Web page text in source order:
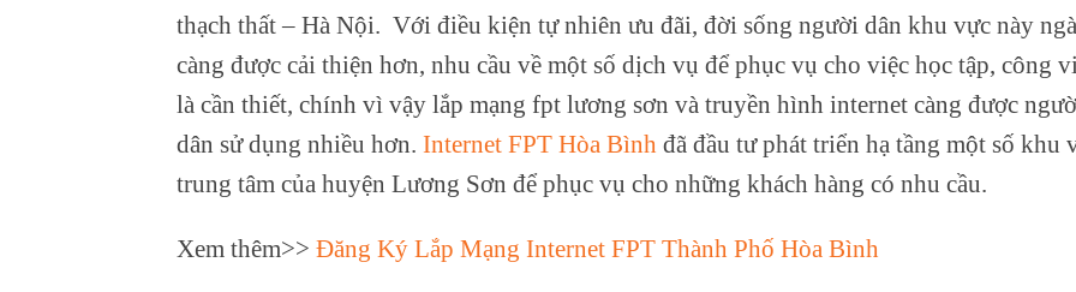
thạch thất – Hà Nội. Với điều kiện tự nhiên ưu đãi, đời sống người dân khu vực này
càng được cải thiện hơn, nhu cầu về một số dịch vụ để phục vụ cho việc học tập, công
là cần thiết, chính vì vậy lắp mạng fpt lương sơn và truyền hình internet càng được
dân sử dụng nhiều hơn. Internet FPT Hòa Bình đã đầu tư phát triển hạ tầng một số khu
trung tâm của huyện Lương Sơn để phục vụ cho những khách hàng có nhu cầu.
Xem thêm>> Đăng Ký Lắp Mạng Internet FPT Thành Phố Hòa Bình